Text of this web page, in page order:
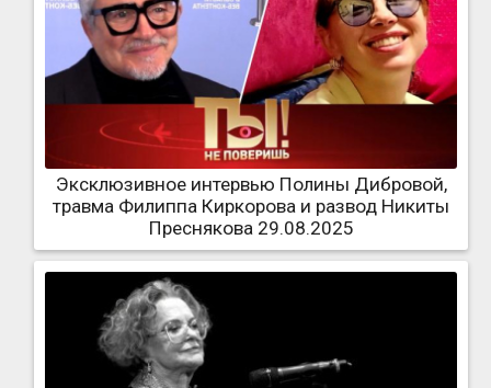
Эксклюзивное интервью Полины Дибровой,
травма Филиппа Киркорова и развод Никиты
Преснякова 29.08.2025